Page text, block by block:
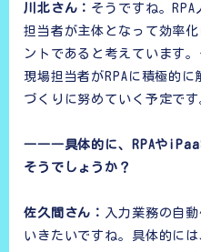
川北さん： そうですね。RPA
担当者が主体となって効率
ントであると考えています
現場担当者がRPAに積極的
づくりに努めていく予定です
―――具体的に、RPAや
そうでしょうか？
佐久間さん： 入力業務の自
いきたいですね。具体的に